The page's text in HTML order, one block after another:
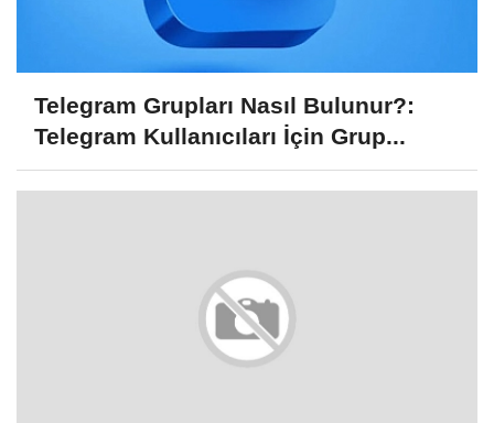
Telegram Grupları Nasıl Bulunur?:
Telegram Kullanıcıları İçin Grup...